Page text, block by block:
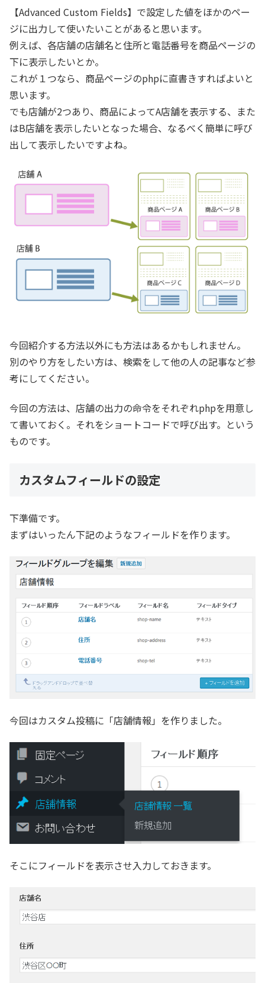
【Advanced Custom Fields】で設定した値をほかのペー
ジに出力して使いたいことがあると思います。
例えば、各店舗の店舗名と住所と電話番号を商品ページの
下に表示したいとか。
これが１つなら、商品ページのphpに直書きすればよいと
思います。
でも店舗が2つあり、商品によってA店舗を表示する、また
はB店舗を表示したいとなった場合、なるべく簡単に呼び
出して表示したいですよね。
今回紹介する方法以外にも方法はあるかもしれません。
別のやり方をしたい方は、検索をして他の人の記事など参
考にしてください。
今回の方法は、店舗の出力の命令をそれぞれphpを用意し
て書いておく。それをショートコードで呼び出す。という
ものです。
カスタムフィールドの設定
下準備です。
まずはいったん下記のようなフィールドを作ります。
今回はカスタム投稿に「店舗情報」を作りました。
そこにフィールドを表示させ入力しておきます。